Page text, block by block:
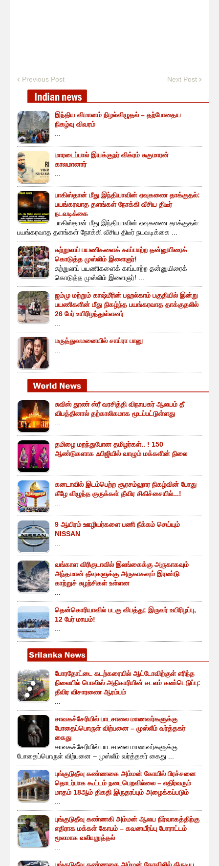
Previous Post Next Post
இந்திய விமானம் நிழல்விழுதல் – தற்போதைய
நிகழ்வு விவரம்
மாரடைப்பால் இயக்குநர் விக்ரம் சுகுமாரன்
காலமானார்
பாகிஸ்தான் மீது இந்தியாவின் ஏவுகணை தாக்குதல்:
பயங்கரவாத தளங்கள் நோக்கி வீசிய திடீர்
நடவடிக்கை
பாகிஸ்தான் மீது இந்தியாவின் ஏவுகணை தாக்குதல்:
பயங்கரவாத தளங்கள் நோக்கி வீசிய திடீர் நடவடிக்கை ...
சுற்றுலாப் பயணிகளைக் காப்பாற்ற தன்னுயிரைக்
கொடுத்த முஸ்லிம் இளைஞர்!
சுற்றுலாப் பயணிகளைக் காப்பாற்ற தன்னுயிரைக்
கொடுத்த முஸ்லிம் இளைஞர்! ...
ஜம்மு மற்றும் காஷ்மீரின் பஹல்காம் பகுதியில் இன்று
பயணிகளின் மீது நிகழ்ந்த பயங்கரவாத தாக்குதலில்
26 பேர் உயிரிழந்துள்ளனர்
மருத்துவமனையில் சாய்ரா பானு
சுவிஸ் தூண் ஸ்ரீ வரசித்தி விநாயகர் ஆலயம் தீ
விபத்தினால் தற்காலிகமாக மூடப்பட்டுள்ளது
தமிழை மறந்துபோன தமிழர்கள்.. ! 150
ஆண்டுகளாக ஃபிஜியில் வாழும் மக்களின் நிலை
கனடாவில் இடம்பெற்ற சூரசம்ஹார நிகழ்வின் போது
கீழே விழுந்த குருக்கள் தீவிர சிகிச்சையில்...!
9 ஆயிரம் ஊழியர்களை பணி நீக்கம் செய்யும்
NISSAN
வங்காள விரிகுடாவில் இலங்கைக்கு அருகாகவும்
அந்தமான் தீவுகளுக்கு அருகாகவும் இரண்டு
காற்றுச் சுழற்சிகள் உள்ளன
தென்கொரியாவில் படகு விபத்து; இருவர் உயிரிழப்பு,
12 பேர் மாயம்!
போரதோட்டை கடற்கரையில் ஆட்டோவிற்குள் எரிந்த
நிலையில் பொலிஸ் அதிகாரியின் சடலம் கண்டெடுப்பு:
தீவிர விசாரணை ஆரம்பம்
சாவகச்சேரியில் பாடசாலை மாணவர்களுக்கு
போதைப்பொருள் விற்பனை – முஸ்லீம் வர்த்தகர்
கைது
சாவகச்சேரியில் பாடசாலை மாணவர்களுக்கு
போதைப்பொருள் விற்பனை – முஸ்லீம் வர்த்தகர் கைது ...
புங்குடுதீவு கண்ணகை அம்மன் கோயில் பிரச்சனை
தொடர்பாக கூட்டம் நடைபெறவில்லை – எதிர்வரும்
மாதம் 18ஆம் திகதி இருதரப்பும் அழைக்கப்படும்
புங்குடுதீவு கண்ணகி அம்மன் ஆலய நிர்வாகத்திற்கு
எதிராக மக்கள் கோபம் – கவனயீர்ப்பு போராட்டம்
மூலமாக வலியுறுத்தல்